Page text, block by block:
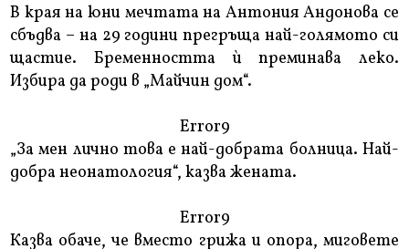
В края на юни мечтата на Антония Андонова се
сбъдва – на 29 години прегръща най-голямото си
щастие. Бременността ѝ преминава леко.
Избира да роди в „Майчин дом“.
Error9
„За мен лично това е най-добрата болница. Най-
добра неонатология“, казва жената.
Error9
Казва обаче, че вместо грижа и опора, миговете